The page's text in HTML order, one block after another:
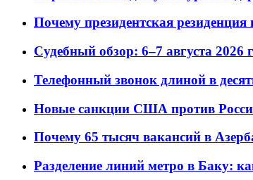
Почему президентская
Судебный обзор: 6–7 августа 2026
Телефонный звонок длиной в
Новые санкции США против
Почему 65 тысяч вакансий в
Разделение линий метро в Баку: